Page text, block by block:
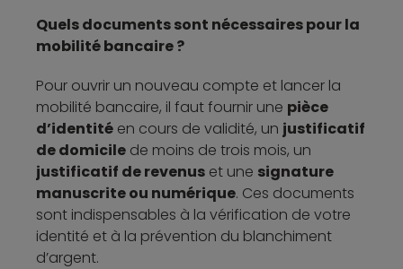
Quels documents sont nécessaires pour la
mobilité bancaire ?
Pour ouvrir un nouveau compte et lancer la
mobilité bancaire, il faut fournir une pièce
d’identité en cours de validité, un justificatif
de domicile de moins de trois mois, un
justificatif de revenus et une signature
manuscrite ou numérique. Ces documents
sont indispensables à la vérification de votre
identité et à la prévention du blanchiment
d’argent.